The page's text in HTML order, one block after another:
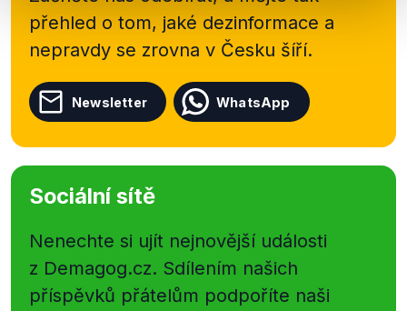
přehled o tom, jaké dezinformace a
nepravdy se zrovna v Česku šíří.
Newsletter WhatsApp
Sociální sítě
Nenechte si ujít nejnovější události
z Demagog.cz. Sdílením našich
příspěvků přátelům podpoříte naši